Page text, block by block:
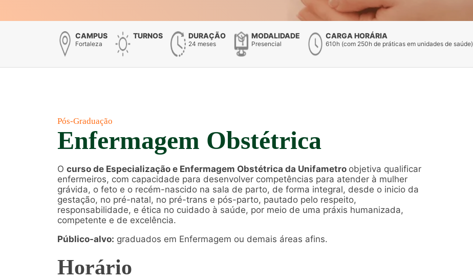
CAMPUS
Fortaleza
TURNOS DURAÇÃO
24 meses
MODALIDADE
Presencial
CARGA HORÁRIA
610h (com 250h de práticas em unidades de saúde)
Pós-Graduação
Enfermagem Obstétrica
O curso de Especialização e Enfermagem Obstétrica da Unifametro objetiva qualificar
enfermeiros, com capacidade para desenvolver competências para atender à mulher
grávida, o feto e o recém-nascido na sala de parto, de forma integral, desde o inicio da
gestação, no pré-natal, no pré-trans e pós-parto, pautado pelo respeito,
responsabilidade, e ética no cuidado à saúde, por meio de uma práxis humanizada,
competente e de excelência.
Público-alvo: graduados em Enfermagem ou demais áreas afins.
Horário